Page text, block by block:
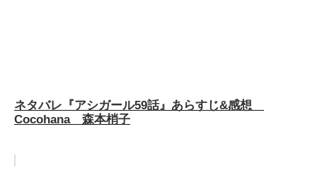
ネタバレ『アシガール59話』あらすじ&感想
Cocohana 森本梢子